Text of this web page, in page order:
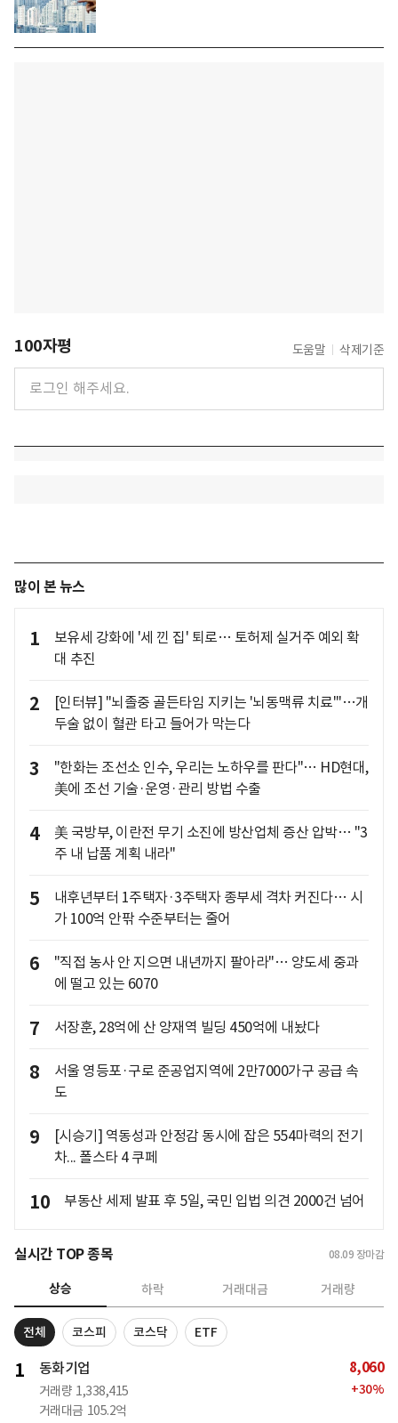
100자평 도움말 삭제기준
많이 본 뉴스
1
보유세 강화에 '세 낀 집' 퇴로… 토허제 실거주 예외 확
대 추진
2
[인터뷰] "뇌졸중 골든타임 지키는 '뇌동맥류 치료'"…개
두술 없이 혈관 타고 들어가 막는다
3
"한화는 조선소 인수, 우리는 노하우를 판다"… HD현대,
美에 조선 기술·운영·관리 방법 수출
4
美 국방부, 이란전 무기 소진에 방산업체 증산 압박… "3
주 내 납품 계획 내라"
5
내후년부터 1주택자·3주택자 종부세 격차 커진다… 시
가 100억 안팎 수준부터는 줄어
6
"직접 농사 안 지으면 내년까지 팔아라"… 양도세 중과
에 떨고 있는 6070
7 서장훈, 28억에 산 양재역 빌딩 450억에 내놨다
8
서울 영등포·구로 준공업지역에 2만7000가구 공급 속
도
9
[시승기] 역동성과 안정감 동시에 잡은 554마력의 전기
차... 폴스타 4 쿠페
10 부동산 세제 발표 후 5일, 국민 입법 의견 2000건 넘어
실시간 TOP 종목 08.09 장마감
상승 하락 거래대금 거래량
전체 코스피 코스닥 ETF
1 동화기업
거래량 1,338,415
거래대금 105.2억
8,060
+30%